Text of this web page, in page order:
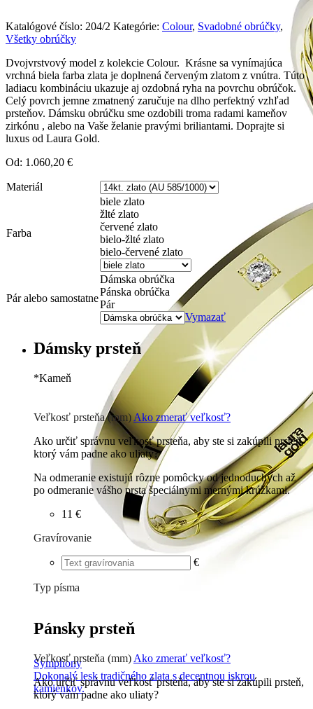
Symphony
Dokonalý lesk tradičného zlata s decentnou iskrou
kamienkov.
Katalógové číslo: 204/2 Kategórie: Colour, Svadobné obrúčky,
Všetky obrúčky
Dvojvrstvový model z kolekcie Colour. Krásne sa vynímajúca
vrchná biela farba zlata je doplnená červeným zlatom z vnútra. Túto
ladiacu kombináciu ukazuje aj ozdobná ryha na povrchu obrúčok.
Celý povrch jemne zmatnený zaručuje na dlho perfektný vzhľad
prsteňov. Dámsku obrúčku sme ozdobili troma radami kameňov
zirkónu , alebo na Vaše želanie pravými briliantami. Doprajte si
luxus od Laura Gold.
Od: 1.060,20 €
Materiál
Farba
biele zlato
žlté zlato
červené zlato
bielo-žlté zlato
bielo-červené zlato
Pár alebo samostatne
Dámska obrúčka
Pánska obrúčka
Pár
Vymazať
Dámsky prsteň
*Kameň
0 € Briliant G-H/Si1-2
€
Veľkosť prsteňa (mm) Ako zmerať veľkosť?
Ako určiť správnu veľkosť prsteňa, aby ste si zakúpili prsteň,
ktorý vám padne ako uliaty?
Na odmeranie existujú rôzne pomôcky od jednoduchých až
po odmeranie vášho prsta špeciálnymi mernými krúžkami.
11 €
Gravírovanie
€
Typ písma
Pánsky prsteň
Veľkosť prsteňa (mm) Ako zmerať veľkosť?
Ako určiť správnu veľkosť prsteňa, aby ste si zakúpili prsteň,
ktorý vám padne ako uliaty?